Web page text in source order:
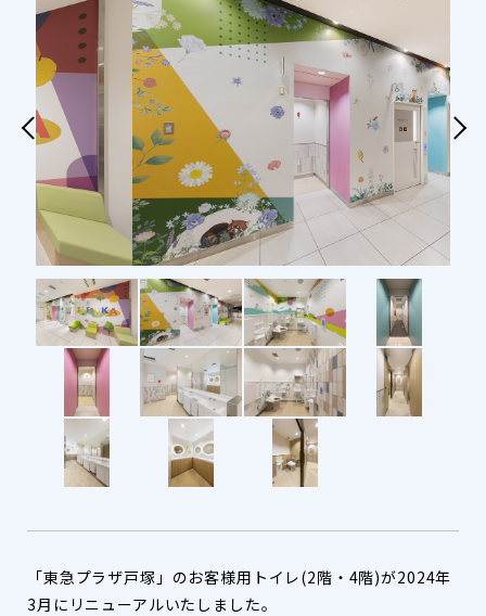
「東急プラザ戸塚」のお客様用トイレ(2階・4階)が2024年
3月にリニューアルいたしました。